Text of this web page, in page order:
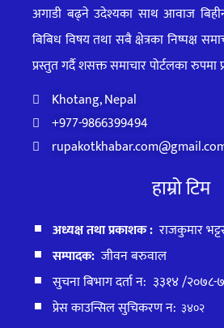
अगाडी बढ्ने उदेश्यका साथ आवाज
बिबिध विषय तथा सबै क्षेत्रका निष्पक्ष
प्रस्तुत गर्दै शसक्त समाचार पोर्टलका रुपमा
Khotang, Nepal
+977-9866399494
हाम्रो टिम
अध्यक्ष तथा प्रकाशक : राजकुमार
सम्पादक:जीवन बरुवाल
सुचना बिभाग दर्ता न: ३३१४ /२०७८-
प्रेस काउन्सिल सुचिकरण न: ३४०२